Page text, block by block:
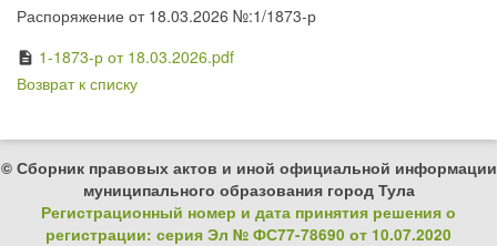
Распоряжение от 18.03.2026 №:1/1873-р
description 1-1873-р от 18.03.2026.pdf
Возврат к списку
© Сборник правовых актов и иной официальной информации
муниципального образования город Тула
Регистрационный номер и дата принятия решения о
регистрации: серия Эл № ФС77-78690 от 10.07.2020